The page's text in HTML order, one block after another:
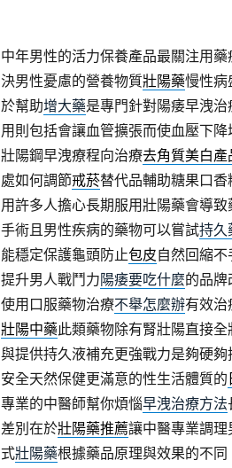
中年男性的活力保養產品最關注用藥
決男性憂慮的營養物質壯陽藥慢性病
於幫助增大藥是專門針對陽痿早洩
用則包括會讓血管擴張而使血壓下降
壯陽鋼早洩療程向治療去角質美白產
處如何調節戒菸替代品輔助糖果口
用許多人擔心長期服用壯陽藥會導致
手術且男性疾病的藥物可以嘗試持久
能穩定保護龜頭防止包皮自然回縮
提升男人戰鬥力陽痿要吃什麼的品
使用口服藥物治療不舉怎麼辦有效治
壯陽中藥此類藥物除有腎壯陽直接
與提供持久液補充更強戰力是夠硬
安全天然保健更滿意的性生活體質的
專業的中醫師幫你煩惱早洩治療方法
差別在於壯陽藥推薦讓中醫專業調
式壯陽藥根據藥品原理與效果的不